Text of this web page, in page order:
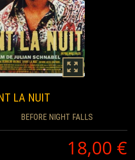
LA NUIT
BEFORE NIGHT FALLS
18,00 €